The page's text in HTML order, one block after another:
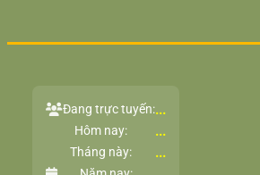
Đang trực tuyến:...
Hôm nay: ...
Tháng này: ...